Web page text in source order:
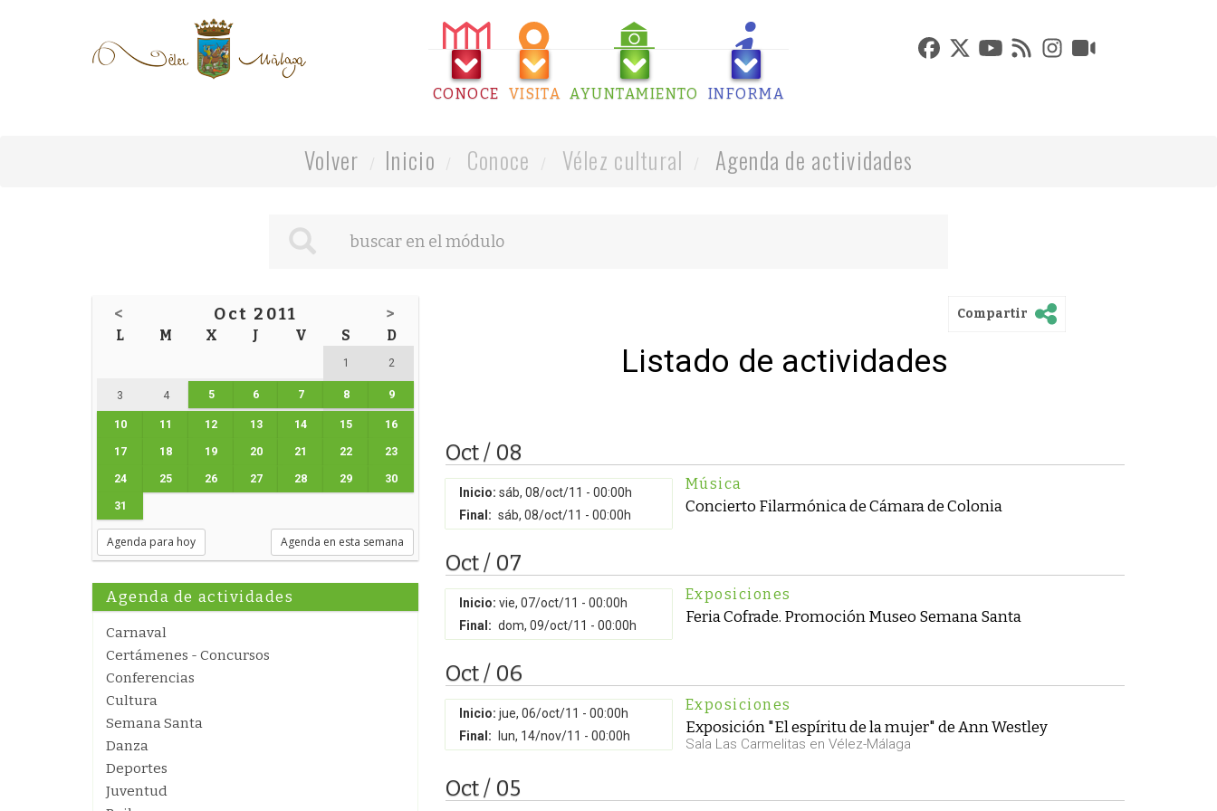
CONOCE VISITA AYUNTAMIENTO INFORMA
Volver Inicio Conoce Vélez cultural Agenda de actividades
< Oct 2011 >
L M X J V S D
1 2
3 4 5 6 7 8 9
10 11 12 13 14 15 16
17 18 19 20 21 22 23
24 25 26 27 28 29 30
31
Agenda para hoy Agenda en esta semana
Agenda de actividades
Carnaval
Certámenes - Concursos
Conferencias
Cultura
Semana Santa
Danza
Deportes
Juventud
Compartir
Listado de actividades
Oct / 08
Inicio: sáb, 08/oct/11 - 00:00h
Final: sáb, 08/oct/11 - 00:00h
Música
Concierto Filarmónica de Cámara de Colonia
Oct / 07
Inicio: vie, 07/oct/11 - 00:00h
Final: dom, 09/oct/11 - 00:00h
Exposiciones
Feria Cofrade. Promoción Museo Semana Santa
Oct / 06
Inicio: jue, 06/oct/11 - 00:00h
Final:
lun, 14/nov/11 - 00:00h
Exposiciones
Exposición "El espíritu de la mujer" de Ann Westley
Sala Las Carmelitas en Vélez-Málaga
Oct / 05